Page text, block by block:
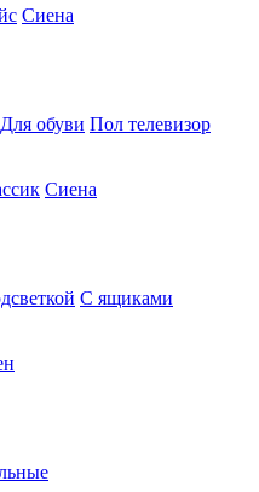
Сиена
Для обуви Пол телевизор
Сиена
С ящиками